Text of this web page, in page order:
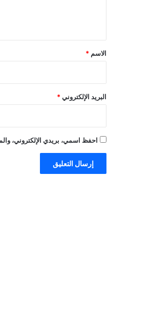
*
الاسم *
البريد الإلكتروني *
احفظ اسمي، بريدي الإلكتروني،